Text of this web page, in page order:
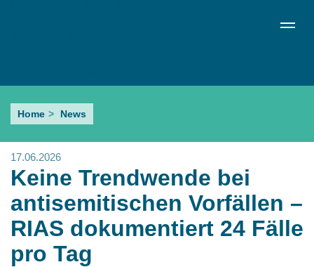
Keine
Trendwende
bei
antisemitischen
Vorfällen
–
RIAS
Home News
17.06.2026
Keine Trendwende bei
antisemitischen Vorfällen –
RIAS dokumentiert 24 Fälle
pro Tag